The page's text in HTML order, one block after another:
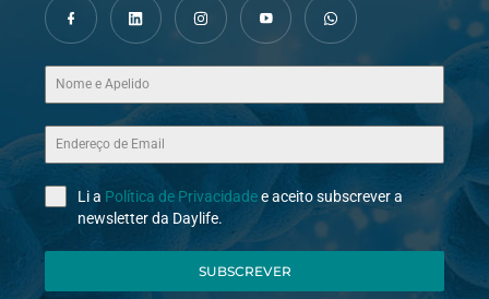
Li a Política de Privacidadee aceito subscrever a
newsletter da Daylife.
SUBSCREVER